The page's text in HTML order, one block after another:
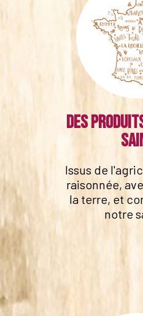
Des
Issus de
raisonnée,
la terre, et
notre